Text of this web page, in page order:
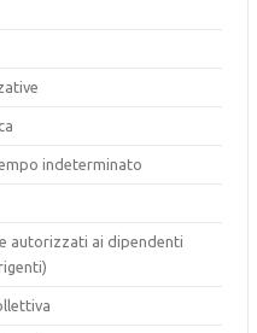
indeterminato
autorizzati ai dipendenti